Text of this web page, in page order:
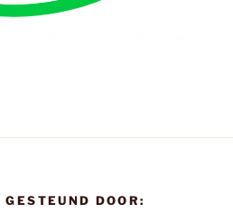
DOOR: